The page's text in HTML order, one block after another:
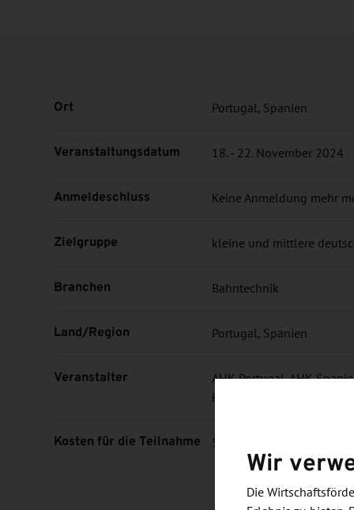
Ort Portugal, Spanien
Veranstaltungsdatum 18. - 22. November 2024
Anmeldeschluss Keine Anmeldung mehr
Zielgruppe kleine und mittlere
Branchen Bahntechnik
Land/Region Portugal, Spanien
Veranstalter
AHK Portugal, AHK
Klimaschutz (BMWK)
Kosten für die Teilnahme 500 EUR - 1000 EUR
Wir
Die